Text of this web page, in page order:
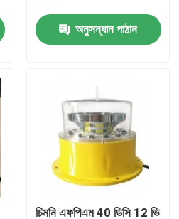
অনুসন্ধান পাঠান
চিমনি এফপিএম 40 ডিসি 12 ভি